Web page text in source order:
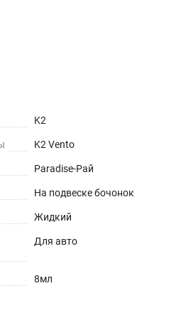
K2
K2 Vento
Paradise-Рай
На подвеске бочонок
Жидкий
Для авто
8мл